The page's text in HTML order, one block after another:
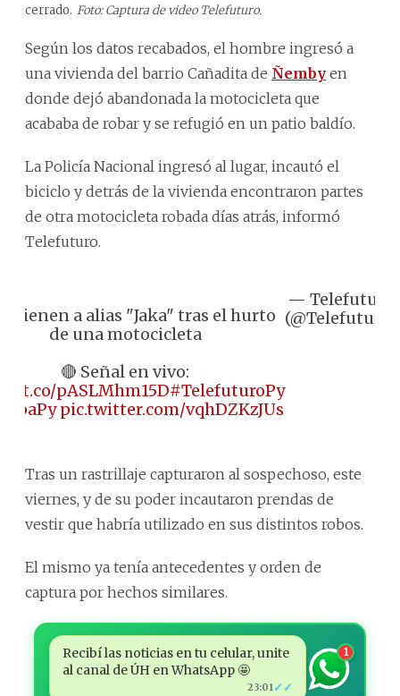
cerrado. Foto: Captura de video Telefuturo.
Según los datos recabados, el hombre ingresó a
una vivienda del barrio Cañadita de Ñemby en
donde dejó abandonada la motocicleta que
acababa de robar y se refugió en un patio baldío.
La Policía Nacional ingresó al lugar, incautó el
biciclo y detrás de la vivienda encontraron partes
de otra motocicleta robada días atrás, informó
Telefuturo.
a alias "Jaka" tras el hurto
de una motocicleta
🔴 Señal en vivo:
t.co/pASLMhm15D#TelefuturoPy
pic.twitter.com/vqhDZKzJUs
— Telefuturo
(@Telefuturo)
Tras un rastrillaje capturaron al sospechoso, este
viernes, y de su poder incautaron prendas de
vestir que habría utilizado en sus distintos robos.
El mismo ya tenía antecedentes y orden de
captura por hechos similares.
Recibí las noticias en tu celular, unite
al canal de ÚH en WhatsApp 🤩
23:01 ✓✓
1